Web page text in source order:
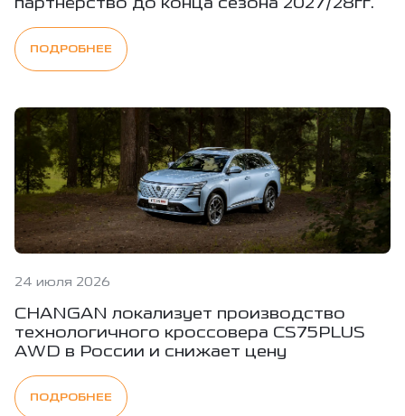
ПОДРОБНЕЕ
24 июля 2026
CHANGAN локализует производство
технологичного кроссовера CS75PLUS
AWD в России и снижает цену
ПОДРОБНЕЕ